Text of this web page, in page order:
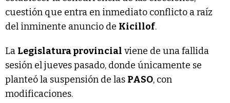
cuestión que entra en inmediato conflicto a raíz
del inminente anuncio de Kicillof.
La Legislatura provincial viene de una fallida
sesión el jueves pasado, donde únicamente se
planteó la suspensión de las PASO, con
modificaciones.